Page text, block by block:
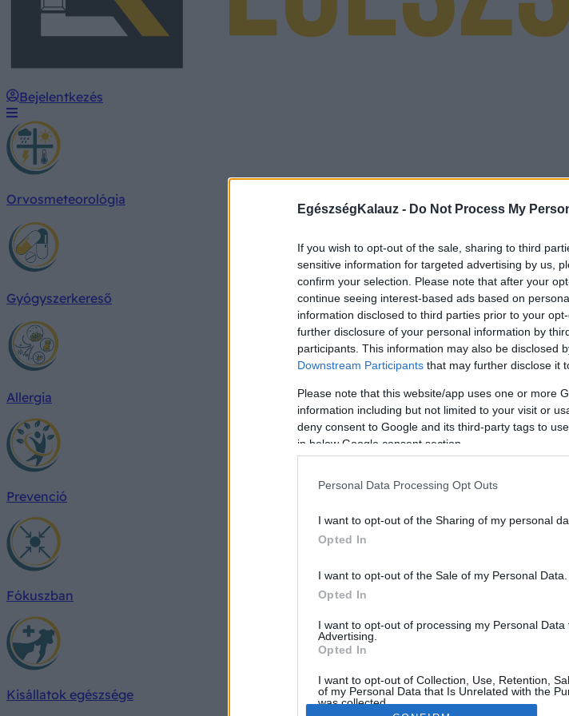
EgészségKalauz - Do Not Process My
If you wish to opt-out of the sale, sharing to third
sensitive information for targeted advertising by us,
confirm your selection. Please note that after your
continue seeing interest-based ads based on
information disclosed to third parties prior to your
further disclosure of your personal information by
participants. This information may also be disclosed
Downstream Participants that may further disclose it
Please note that this website/app uses one or more
information including but not limited to your visit or
deny consent to Google and its third-party tags to
in below Google consent section.
Personal Data Processing Opt Outs
I want to opt-out of the Sharing of my personal
Opted In
I want to opt-out of the Sale of my Personal Data.
Opted In
I want to opt-out of processing my Personal Data
Advertising.
Opted In
I want to opt-out of Collection, Use, Retention,
of my Personal Data that Is Unrelated with the
was collected.
Bejelentkezés
Orvosmeteorológia
Gyógyszerkereső
Allergia
Prevenció
Fókuszban
Kisállatok egészsége